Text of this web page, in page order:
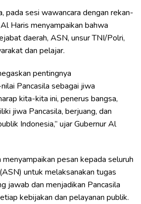
pada sesi wawancara dengan rekan-
Haris menyampaikan bahwa
daerah, ASN, unsur TNI/Polri,
dan pelajar.
pentingnya
Pancasila sebagai jiwa
kita-kita ini, penerus bangsa,
jiwa Pancasila, berjuang, dan
Indonesia,” ujar Gubernur Al
pesan kepada seluruh
untuk melaksanakan tugas
jawab dan menjadikan Pancasila
kebijakan dan pelayanan publik.